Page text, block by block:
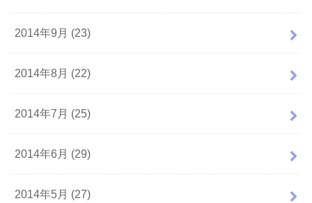
2014年9月 (23)
2014年8月 (22)
2014年7月 (25)
2014年6月 (29)
2014年5月 (27)